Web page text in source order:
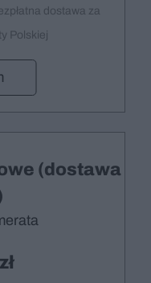
dostawa za
Polskiej
(dostawa